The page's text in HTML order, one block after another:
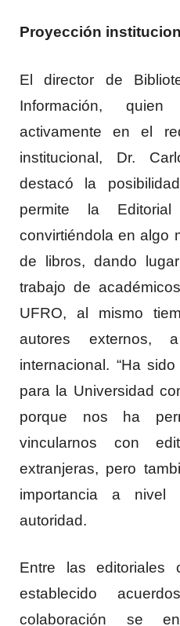
Proyección
El director de
Información,
activamente en el
institucional, Dr.
destacó la
permite la
convirtiéndola en algo
de libros, dando
trabajo de
UFRO, al mismo
autores externos,
internacional. “Ha
para la Universidad
porque nos ha
vincularnos con
extranjeras, pero
importancia a nivel
autoridad.
Entre las
establecido
colaboración se